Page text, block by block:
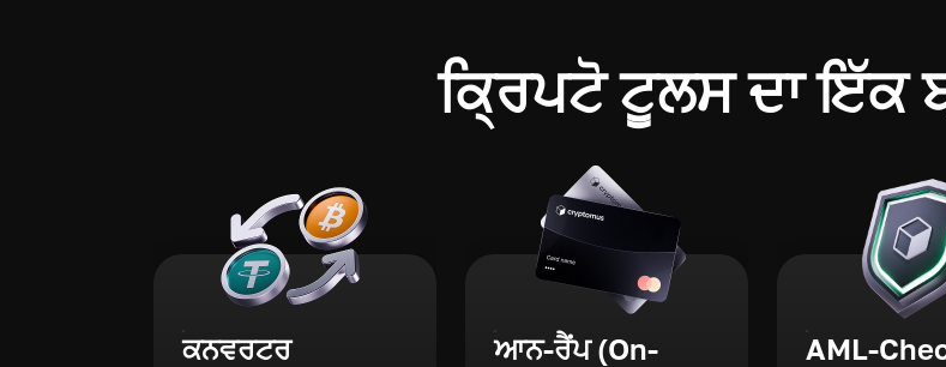
ਕ੍ਰਿਪਟੋ ਟੂਲਸ ਦਾ ਇੱਕ
ਕਨਵਰਟਰ
ਆਨ-ਰੈਂਪ (On-
AML-